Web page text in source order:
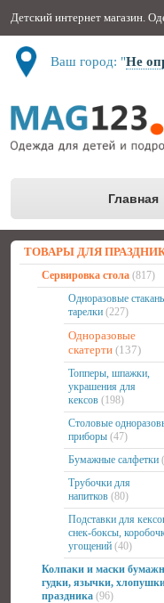
Детский интернет магазин.
Ваш город: "Не
Главная
ТОВАРЫ ДЛЯ
Сервировка стола (817)
Одноразовые
тарелки (227)
Одноразовые
скатерти (137)
Топперы, шпажки,
украшения для
кексов (198)
Столовые
приборы (47)
Бумажные салфетки
Трубочки для
напитков (80)
Подставки для
снек-боксы,
угощений (40)
Колпаки и маски
гудки, язычки,
праздника (96)